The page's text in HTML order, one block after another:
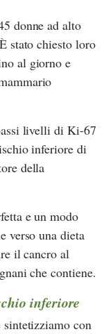
donne ad alto
stato chiesto loro
al giorno e
livelli di Ki-67
inferiore di
della
e un modo
verso una dieta
il cancro al
che contiene.
inferiore
con